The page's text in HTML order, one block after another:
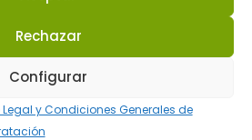
Rechazar
Configurar
Legal y Condiciones Generales de
fuera
de
No